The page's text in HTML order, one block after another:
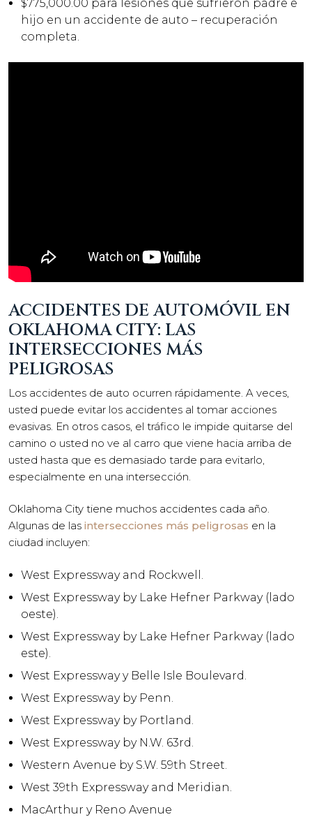
$775,000.00 para lesiones que sufrieron padre e
hijo en un accidente de auto – recuperación
completa.
ACCIDENTES DE AUTOMÓVIL EN
OKLAHOMA CITY: LAS
INTERSECCIONES MÁS
PELIGROSAS
Los accidentes de auto ocurren rápidamente. A veces,
usted puede evitar los accidentes al tomar acciones
evasivas. En otros casos, el tráfico le impide quitarse del
camino o usted no ve al carro que viene hacia arriba de
usted hasta que es demasiado tarde para evitarlo,
especialmente en una intersección.
Oklahoma City tiene muchos accidentes cada año.
Algunas de las intersecciones más peligrosas en la
ciudad incluyen:
West Expressway and Rockwell.
West Expressway by Lake Hefner Parkway (lado
oeste).
West Expressway by Lake Hefner Parkway (lado
este).
West Expressway y Belle Isle Boulevard.
West Expressway by Penn.
West Expressway by Portland.
West Expressway by N.W. 63rd.
Western Avenue by S.W. 59th Street.
West 39th Expressway and Meridian.
MacArthur y Reno Avenue